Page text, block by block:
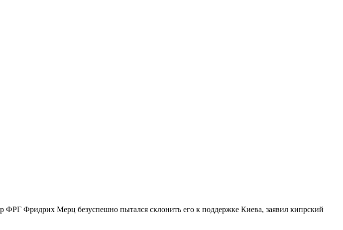
Фридрих Мерц безуспешно пытался склонить его к поддержке Киева, заявил кипрский